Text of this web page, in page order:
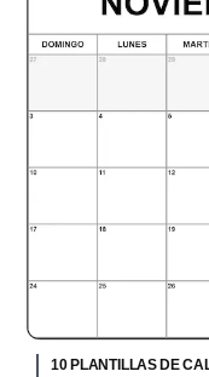
10 PLANTILLAS DE